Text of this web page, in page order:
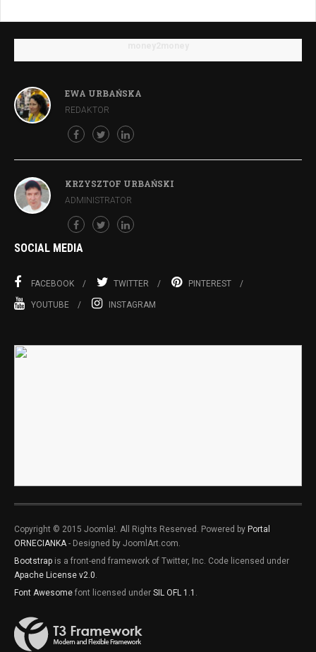
EWA URBAŃSKA
REDAKTOR
KRZYSZTOF URBAŃSKI
ADMINISTRATOR
SOCIAL MEDIA
FACEBOOK TWITTER PINTEREST
YOUTUBE INSTAGRAM
Copyright © 2015 Joomla!. All Rights Reserved. Powered by Portal
ORNECIANKA- Designed by JoomlArt.com.
Bootstrap is a front-end framework of Twitter, Inc. Code licensed under
Apache License v2.0.
Font Awesome font licensed under SIL OFL 1.1 .